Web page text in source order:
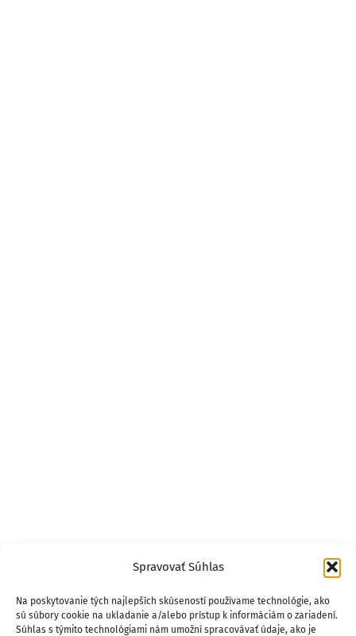
Spravovať Súhlas
Na poskytovanie tých najlepších skúseností používame technológie, ako
sú súbory cookie na ukladanie a/alebo prístup k informáciám o zariadení.
Súhlas s týmito technológiami nám umožní spracovávať údaje, ako je